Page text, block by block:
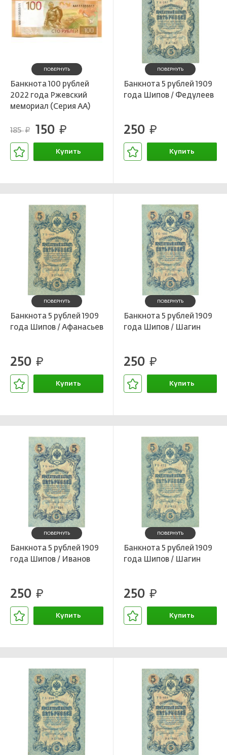
ПОВЕРНУТЬ
Банкнота 100 рублей
2022 года Ржевский
мемориал (Серия АА)
185руб. 150 руб.
Купить
ПОВЕРНУТЬ
Банкнота 5 рублей 1909
года Шипов / Федулеев
250 руб.
Купить
ПОВЕРНУТЬ
Банкнота 5 рублей 1909
года Шипов / Афанасьев
250 руб.
Купить
ПОВЕРНУТЬ
Банкнота 5 рублей 1909
года Шипов / Шагин
250 руб.
Купить
ПОВЕРНУТЬ
Банкнота 5 рублей 1909
года Шипов / Иванов
250 руб.
Купить
ПОВЕРНУТЬ
Банкнота 5 рублей 1909
года Шипов / Шагин
250 руб.
Купить